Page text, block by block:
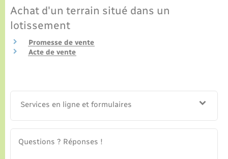
Achat d'un terrain situé dans un
lotissement
Promesse de vente
Acte de vente
Services en ligne et formulaires
Questions ? Réponses !